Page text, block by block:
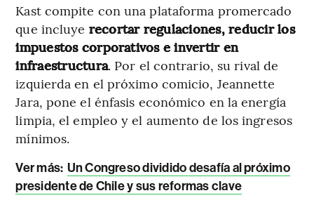
Kast compite con una plataforma promercado
que incluye recortar regulaciones, reducir los
impuestos corporativos e invertir en
infraestructura. Por el contrario, su rival de
izquierda en el próximo comicio, Jeannette
Jara, pone el énfasis económico en la energía
limpia, el empleo y el aumento de los ingresos
mínimos.
Ver más: Un Congreso dividido desafía al próximo
presidente de Chile y sus reformas clave